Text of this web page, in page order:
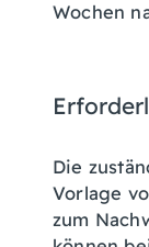
Wochen
Die
Vorlage
zum